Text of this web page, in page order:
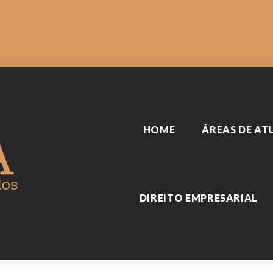
HOME ÁREAS DE
DIREITO EMPRESARIAL